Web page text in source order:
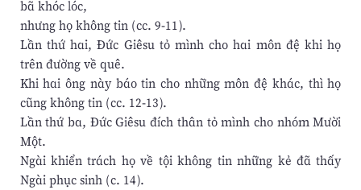
bã khóc lóc,
nhưng họ không tin (cc. 9-11).
Lần thứ hai, Đức Giêsu tỏ mình cho hai môn đệ khi họ
trên đường về quê.
Khi hai ông này báo tin cho những môn đệ khác, thì họ
cũng không tin (cc. 12-13).
Lần thứ ba, Đức Giêsu đích thân tỏ mình cho nhóm Mười
Một.
Ngài khiển trách họ về tội không tin những kẻ đã thấy
Ngài phục sinh (c. 14).